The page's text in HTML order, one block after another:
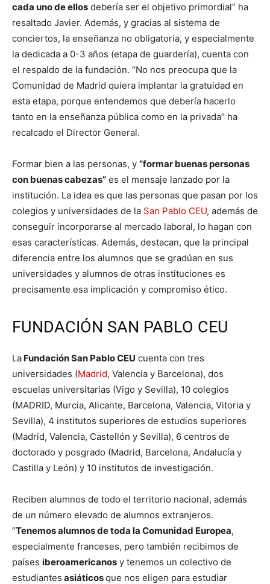
cada uno de ellos debería ser el objetivo primordial” ha
resaltado Javier. Además, y gracias al sistema de
conciertos, la enseñanza no obligatoria, y especialmente
la dedicada a 0-3 años (etapa de guardería), cuenta con
el respaldo de la fundación. “No nos preocupa que la
Comunidad de Madrid quiera implantar la gratuidad en
esta etapa, porque entendemos que debería hacerlo
tanto en la enseñanza pública como en la privada” ha
recalcado el Director General.
Formar bien a las personas, y “formar buenas personas
con buenas cabezas” es el mensaje lanzado por la
institución. La idea es que las personas que pasan por los
colegios y universidades de la San Pablo CEU, además de
conseguir incorporarse al mercado laboral, lo hagan con
esas características. Además, destacan, que la principal
diferencia entre los alumnos que se gradúan en sus
universidades y alumnos de otras instituciones es
precisamente esa implicación y compromiso ético.
FUNDACIÓN SAN PABLO CEU
La Fundación San Pablo CEU cuenta con tres
universidades (Madrid, Valencia y Barcelona), dos
escuelas universitarias (Vigo y Sevilla), 10 colegios
(MADRID, Murcia, Alicante, Barcelona, Valencia, Vitoria y
Sevilla), 4 institutos superiores de estudios superiores
(Madrid, Valencia, Castellón y Sevilla), 6 centros de
doctorado y posgrado (Madrid, Barcelona, Andalucía y
Castilla y León) y 10 institutos de investigación.
Reciben alumnos de todo el territorio nacional, además
de un número elevado de alumnos extranjeros.
“Tenemos alumnos de toda la Comunidad Europea,
especialmente franceses, pero también recibimos de
países iberoamericanos y tenemos un colectivo de
estudiantes asiáticosque nos eligen para estudiar